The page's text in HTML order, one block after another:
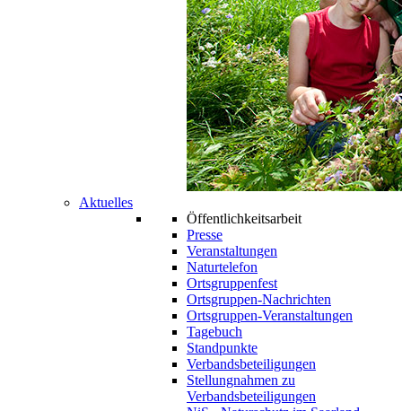
Aktuelles
Öffentlichkeitsarbeit
Presse
Veranstaltungen
Naturtelefon
Ortsgruppenfest
Ortsgruppen-Nachrichten
Ortsgruppen-Veranstaltungen
Tagebuch
Standpunkte
Verbandsbeteiligungen
Stellungnahmen zu
Verbandsbeteiligungen